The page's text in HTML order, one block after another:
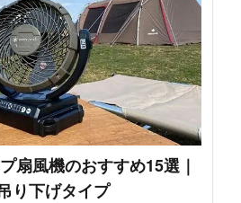
扇風機のおすすめ15選｜
り下げタイプ